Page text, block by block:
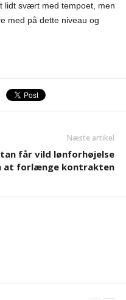
lidt svært med tempoet, men
med på dette niveau og
Næste artikel
får vild lønforhøjelse
at forlænge kontrakten